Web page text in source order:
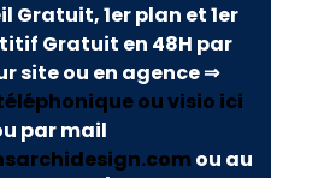
Gratuit, 1er plan et 1er
Gratuit en 48H par
site ou en agence ⇒
ou visio ici
par mail
ou au